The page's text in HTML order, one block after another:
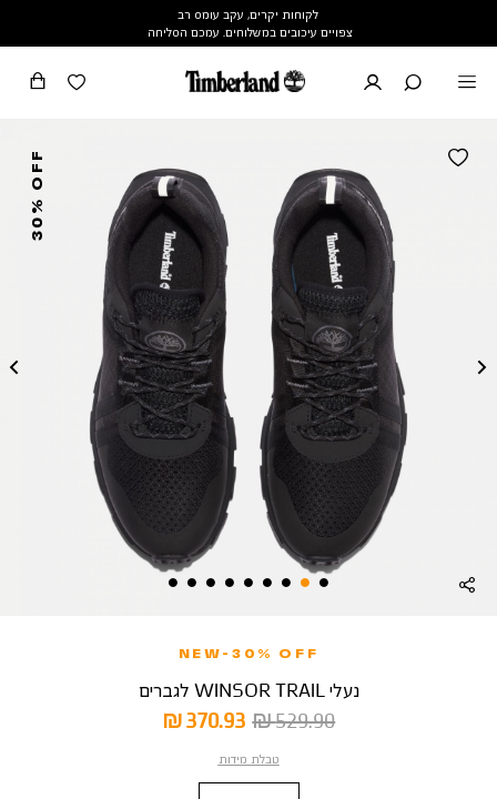
לקוחות יקרים, עקב עומס רב
צפויים עיכובים במשלוחים. עמכם הסליחה
30% OFF
NEW-30% OFF
נעלי WINSOR TRAIL לגברים
מחיר
מוצר
370.93 ₪
מחיר
529.90 ₪
טבלת מידות